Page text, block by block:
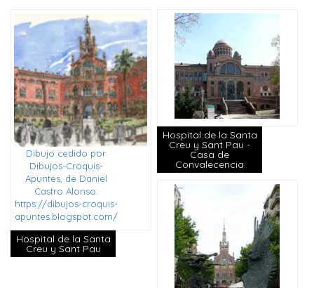
Dibujo cedido por
Dibujos-Croquis-
Apuntes, de Daniel
Castro Alonso:
https://dibujos-croquis-
apuntes.blogspot.com/
Hospital de la Santa
Creu y Sant Pau
Hospital de la Santa
Creu y Sant Pau -
Casa de
Convalecencia